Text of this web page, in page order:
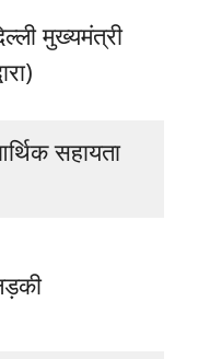
मुख्यमंत्री
सहायता